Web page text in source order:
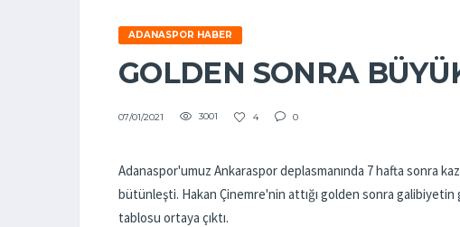
ADANASPOR HABER
GOLDEN SONRA
07/01/2021 3001 4 0
Adanaspor'umuz Ankaraspor deplasmanında 7 hafta sonra
bütünleşti. Hakan Çinemre'nin attığı golden sonra galibiyetin
tablosu ortaya çıktı.